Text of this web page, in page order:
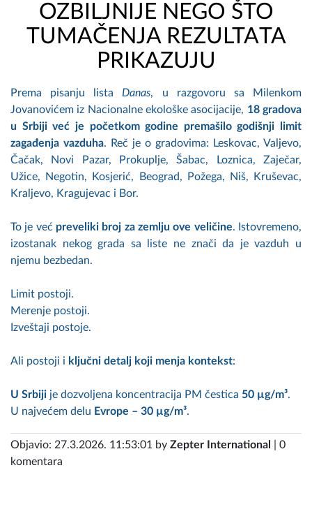
OZBILJNIJE NEGO ŠTO
TUMAČENJA REZULTATA
PRIKAZUJU
Prema pisanju listaDanas, u razgovoru sa Milenkom
Jovanovićem iz Nacionalne ekološke asocijacije, 18 gradova
u Srbiji već je početkom godine premašilo godišnji limit
zagađenja vazduha. Reč je o gradovima: Leskovac, Valjevo,
Čačak, Novi Pazar, Prokuplje, Šabac, Loznica, Zaječar,
Užice, Negotin, Kosjerić, Beograd, Požega, Niš, Kruševac,
Kraljevo, Kragujevac i Bor.
To je već preveliki broj za zemlju ove veličine. Istovremeno,
izostanak nekog grada sa liste ne znači da je vazduh u
njemu bezbedan.
Limit postoji.
Merenje postoji.
Izveštaji postoje.
Ali postoji i ključni detalj koji menja kontekst:
U Srbiji je dozvoljena koncentracija PM čestica 50 µg/m³.
U najvećem delu Evrope – 30 µg/m³.
Objavio: 27.3.2026. 11:53:01 by Zepter International
| 0
komentara